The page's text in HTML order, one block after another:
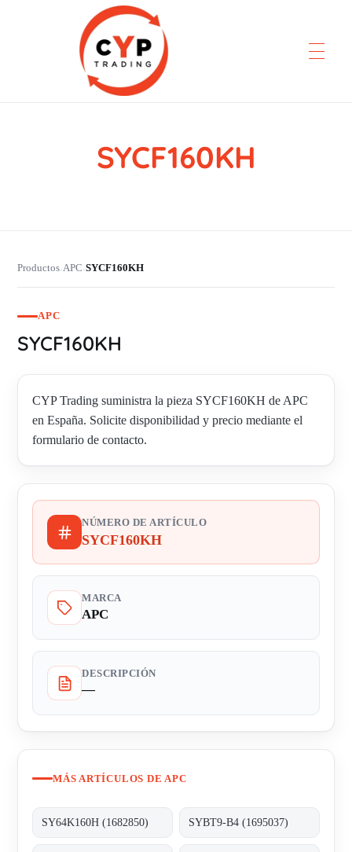
CYP Trading
SYCF160KH
Productos›APC›SYCF160KH
APC
SYCF160KH
CYP Trading suministra la pieza SYCF160KH de APC
en España. Solicite disponibilidad y precio mediante el
formulario de contacto.
NÚMERO DE ARTÍCULO
SYCF160KH
MARCA
APC
DESCRIPCIÓN
—
MÁS ARTÍCULOS DE APC
SY64K160H (1682850) SYBT9-B4 (1695037)